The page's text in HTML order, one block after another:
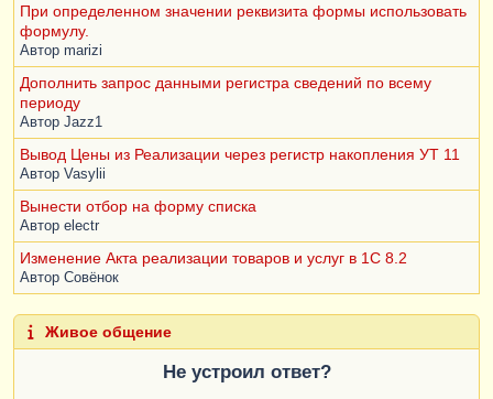
При определенном значении реквизита формы использовать
формулу.
Автор marizi
Дополнить запрос данными регистра сведений по всему
периоду
Автор Jazz1
Вывод Цены из Реализации через регистр накопления УТ 11
Автор Vasylii
Вынести отбор на форму списка
Автор electr
Изменение Акта реализации товаров и услуг в 1С 8.2
Автор Совёнок
Живое общение
Не устроил ответ?